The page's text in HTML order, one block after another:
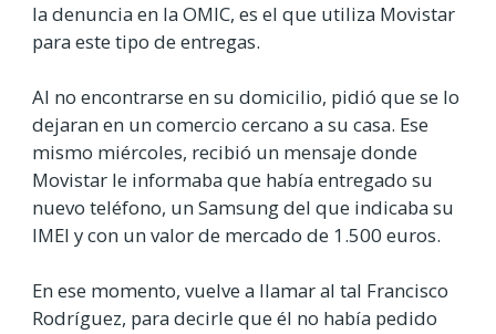
la denuncia en la OMIC, es el que utiliza Movistar
para este tipo de entregas.
Al no encontrarse en su domicilio, pidió que se lo
dejaran en un comercio cercano a su casa. Ese
mismo miércoles, recibió un mensaje donde
Movistar le informaba que había entregado su
nuevo teléfono, un Samsung del que indicaba su
IMEI y con un valor de mercado de 1.500 euros.
En ese momento, vuelve a llamar al tal Francisco
Rodríguez, para decirle que él no había pedido